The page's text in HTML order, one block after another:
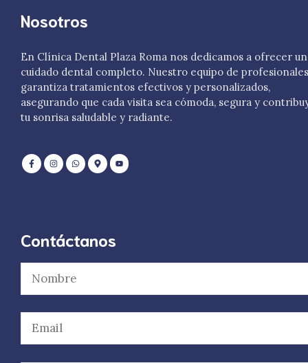
Nosotros
En Clínica Dental Plaza Roma nos dedicamos a ofrecer un
cuidado dental completo. Nuestro equipo de profesionales
garantiza tratamientos efectivos y personalizados,
asegurando que cada visita sea cómoda, segura y
tu sonrisa saludable y radiante.
Contáctanos